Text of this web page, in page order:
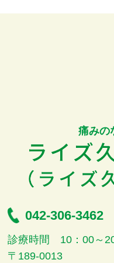
痛み
042-306-3462
診療時間 10：00～
〒189-0013